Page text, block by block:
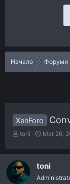
Начало Форуми
XenForo
T
e
a
d
toni
S
t
d
Mar 26,
toni